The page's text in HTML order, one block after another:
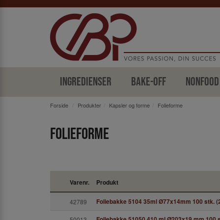
Ingredienser Bake-off Nonfood
Forside Produkter Kapsler og forme Folieforme
Folieforme
Varenr. Produkt
42789 Foliebakke 5104 35ml Ø77x14mm 100 stk.